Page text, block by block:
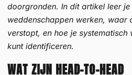
doorgronden. In dit artikel leer
weddenschappen werken, waar
verstopt, en hoe je systematisch
kunt identificeren.
WAT ZIJN HEAD-TO-HEAD